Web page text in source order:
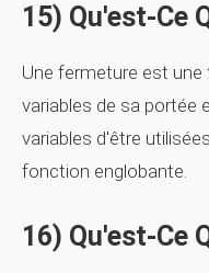
15) Qu'est-Ce
Une fermeture est
variables de sa portée
variables d'être
fonction englobante.
16) Qu'est-Ce